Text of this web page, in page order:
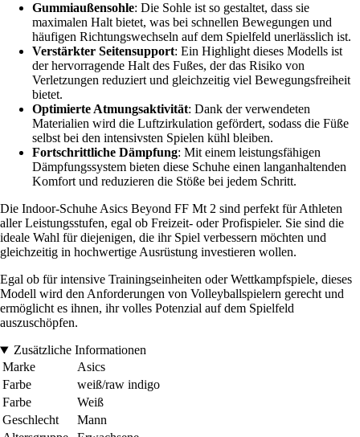
Gummiaußensohle: Die Sohle ist so gestaltet, dass sie
maximalen Halt bietet, was bei schnellen Bewegungen und
häufigen Richtungswechseln auf dem Spielfeld unerlässlich ist.
Verstärkter Seitensupport: Ein Highlight dieses Modells ist
der hervorragende Halt des Fußes, der das Risiko von
Verletzungen reduziert und gleichzeitig viel Bewegungsfreiheit
bietet.
Optimierte Atmungsaktivität: Dank der verwendeten
Materialien wird die Luftzirkulation gefördert, sodass die Füße
selbst bei den intensivsten Spielen kühl bleiben.
Fortschrittliche Dämpfung: Mit einem leistungsfähigen
Dämpfungssystem bieten diese Schuhe einen langanhaltenden
Komfort und reduzieren die Stöße bei jedem Schritt.
Die Indoor-Schuhe Asics Beyond FF Mt 2 sind perfekt für Athleten
aller Leistungsstufen, egal ob Freizeit- oder Profispieler. Sie sind die
ideale Wahl für diejenigen, die ihr Spiel verbessern möchten und
gleichzeitig in hochwertige Ausrüstung investieren wollen.
Egal ob für intensive Trainingseinheiten oder Wettkampfspiele, dieses
Modell wird den Anforderungen von Volleyballspielern gerecht und
ermöglicht es ihnen, ihr volles Potenzial auf dem Spielfeld
auszuschöpfen.
Zusätzliche Informationen
Marke
Asics
Farbe
weiß/raw indigo
Farbe
Weiß
Geschlecht
Mann